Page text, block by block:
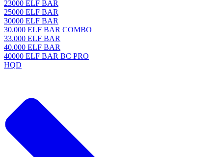
23000 ELF BAR
25000 ELF BAR
30000 ELF BAR
30.000 ELF BAR COMBO
33.000 ELF BAR
40.000 ELF BAR
40000 ELF BAR BC PRO
HQD